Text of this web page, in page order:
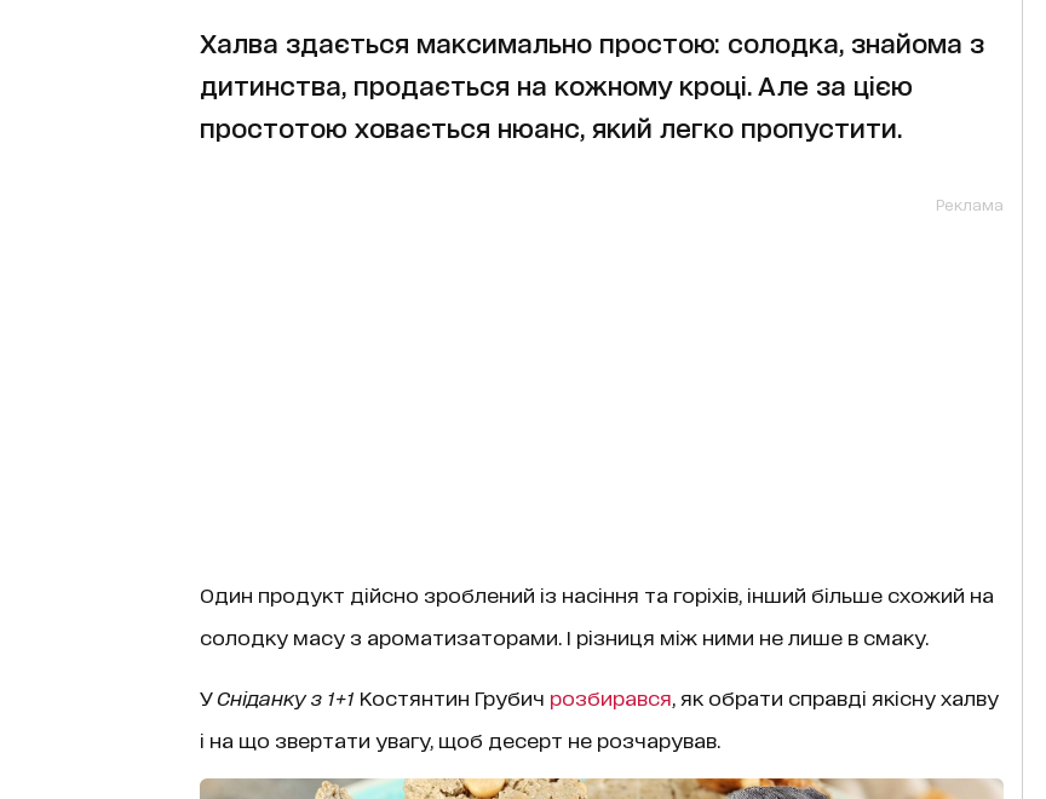
Халва здається максимально простою: солодка, знайома з
дитинства, продається на кожному кроці. Але за цією
простотою ховається нюанс, який легко пропустити.
Реклама
Один продукт дійсно зроблений із насіння та горіхів, інший більше схожий на
солодку масу з ароматизаторами. І різниця між ними не лише в смаку.
УСніданку з 1+1 Костянтин Грубич розбирався , як обрати справді якісну халву
і на що звертати увагу, щоб десерт не розчарував.